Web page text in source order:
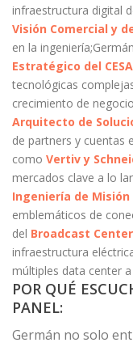
infraestructura digital
Visión Comercial y
en la
Estratégico del CESA
tecnológicas
crecimiento de
Arquitecto de
de partners y cuentas
como Vertiv y
mercados clave a lo
Ingeniería de Misión
emblemáticos de
del Broadcast
infraestructura
múltiples data center
POR QUÉ
PANEL:
Germán no solo